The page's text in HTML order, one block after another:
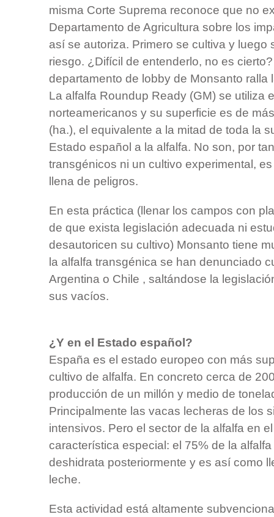
misma Corte Suprema reconoce que no
Departamento de Agricultura sobre los
así se autoriza. Primero se cultiva y luego
riesgo. ¿Difícil de entenderlo, no es
departamento de lobby de Monsanto ralla
La alfalfa Roundup Ready (GM) se utiliza
norteamericanos y su superficie es de
(ha.), el equivalente a la mitad de toda la
Estado español a la alfalfa. No son, por
transgénicos ni un cultivo experimental,
llena de peligros.
En esta práctica (llenar los campos con
de que exista legislación adecuada ni
desautoricen su cultivo) Monsanto tiene
la alfalfa transgénica se han denunciado
Argentina o Chile , saltándose la
sus vacíos.
¿Y en el Estado español?
España es el estado europeo con más
cultivo de alfalfa. En concreto cerca de
producción de un millón y medio de
Principalmente las vacas lecheras de los
intensivos. Pero el sector de la alfalfa en
característica especial: el 75% de la
deshidrata posteriormente y es así como
leche.
Esta actividad está altamente